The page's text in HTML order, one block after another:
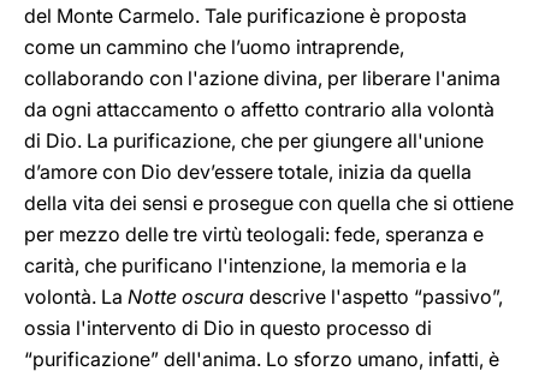
del Monte Carmelo. Tale purificazione è proposta
come un cammino che l’uomo intraprende,
collaborando con l'azione divina, per liberare l'anima
da ogni attaccamento o affetto contrario alla volontà
di Dio. La purificazione, che per giungere all'unione
d’amore con Dio dev’essere totale, inizia da quella
della vita dei sensi e prosegue con quella che si ottiene
per mezzo delle tre virtù teologali: fede, speranza e
carità, che purificano l'intenzione, la memoria e la
volontà. La Notte oscura descrive l'aspetto “passivo”,
ossia l'intervento di Dio in questo processo di
“purificazione” dell'anima. Lo sforzo umano, infatti, è